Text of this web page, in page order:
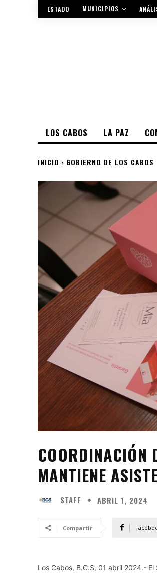
ESTADO MUNICIPIOS
LOS CABOS LA PAZ
INICIO GOBIERNO DE LOS CABOS
COORDINACIÓN
MANTIENE
STAFF ABRIL 1, 2024
Compartir
Los Cabos, B.C.S, 01 abril 2024.-